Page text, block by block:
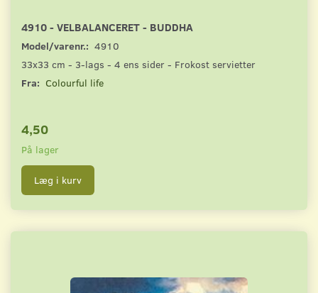
4910 - VELBALANCERET - BUDDHA
Model/varenr.: 4910
33x33 cm - 3-lags - 4 ens sider - Frokost servietter
Fra: Colourful life
4,50
På lager
Læg i kurv